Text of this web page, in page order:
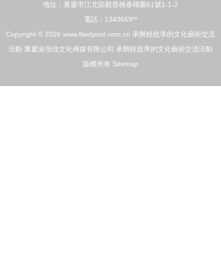
實
地址：重慶市江北區觀音橋春暉園61號1-1-2
電話：1343659**
Copyright © 2026 www.fleetpool.com.cn 承辦經批準的文化藝術交流
活動 重慶渝強佳文化傳媒有限公司 承辦經批準的文化藝術交流活動
版權所有 Sitemap